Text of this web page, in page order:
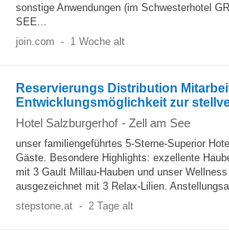
sonstige Anwendungen (im Schwesterhotel
SEE...
join.com - 1 Woche alt
Reservierungs Distribution
Entwicklungsmöglichkeit zur
Hotel Salzburgerhof - Zell am See
unser familiengeführtes 5-Sterne-Superior
Gäste. Besondere Highlights: exzellente
mit 3 Gault Millau-Hauben und unser
ausgezeichnet mit 3 Relax-Lilien.
stepstone.at - 2 Tage alt